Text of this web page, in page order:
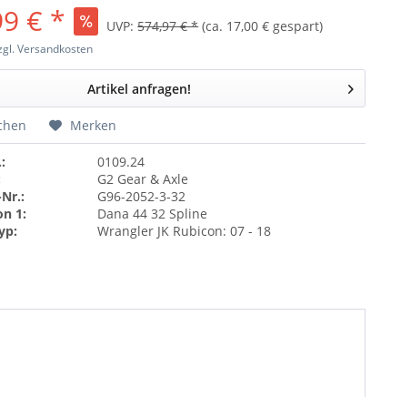
€ * UVP:574,97 € *(ca. 17,00 € gespart)
Versandkosten
Artikel anfragen!
Merken
0109.24
G2 Gear & Axle
G96-2052-3-32
1:
Dana 44 32 Spline
Wrangler JK Rubicon: 07 - 18